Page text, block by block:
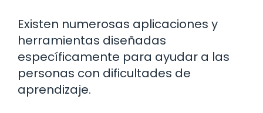
Existen numerosas aplicaciones y
herramientas diseñadas
específicamente para ayudar a las
personas con dificultades de
aprendizaje.